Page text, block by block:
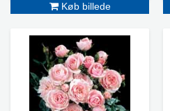
Køb billede